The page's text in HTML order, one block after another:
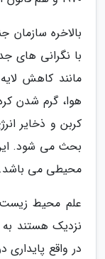
بالاخره سازمان
با نگرانی های
مانند کاهش
هوا، گرم شدن
کربن و ذخایر
بحث می شود.
محیطی می باشد.
علم محیط
نزدیک هستند
در واقع پایداری